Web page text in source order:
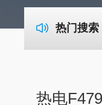
热门搜索
热电